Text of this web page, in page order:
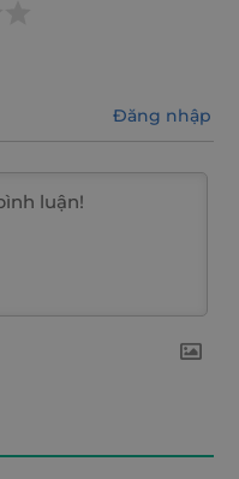
Đăng nhập